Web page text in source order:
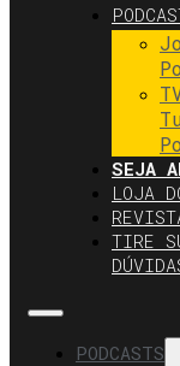
SEJA
LOJA
TIRE
PODCASTS